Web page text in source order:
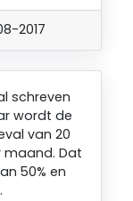
2017
schreven
wordt de
van 20
maand. Dat
50% en